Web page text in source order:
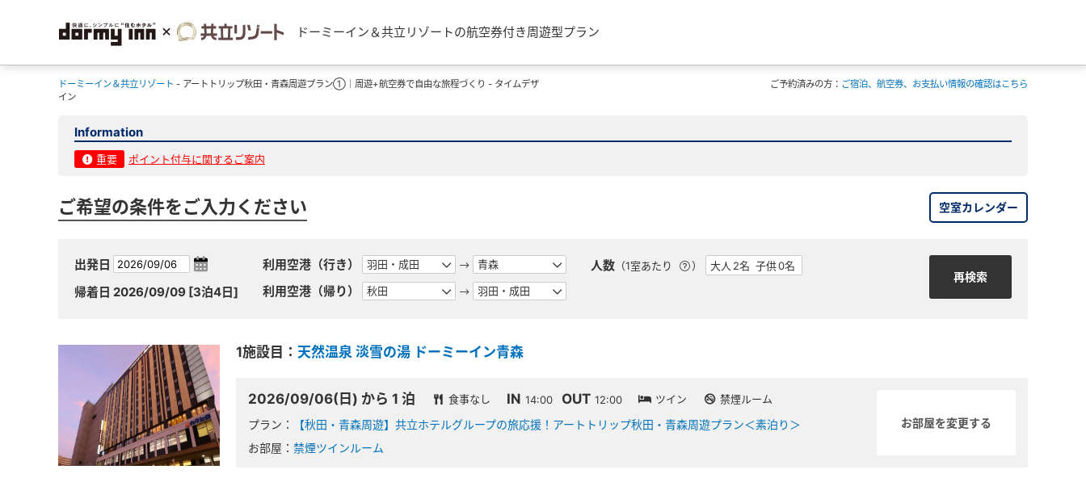
ドーミーイン＆共立リゾートの航空券付き周遊型プラン
ドーミーイン＆共立リゾート - アートトリップ秋田・青森周遊プラン①｜周遊+航空券で自由な旅程づくり - タイムデザ
イン
ご予約済みの方： ご宿泊、航空券、お支払い情報の確認はこちら
Information
重要 ポイント付与に関するご案内
ご希望の条件をご入力ください 空室カレンダー
出発日
帰着日 2026/09/09 [3泊4日]
利用空港（行き）
利用空港（帰り）
人数 （1室あたり ）
1施設目： 天然温泉 淡雪の湯 ドーミーイン青森
2026/09/06(日) から 1 泊 食事なし IN 14:00 OUT 12:00 ツイン 禁煙ルーム
プラン：
【秋田・青森周遊】共立ホテルグループの旅応援！アートトリップ秋田・青森周遊プラン＜素泊り＞
お部屋： 禁煙ツインルーム